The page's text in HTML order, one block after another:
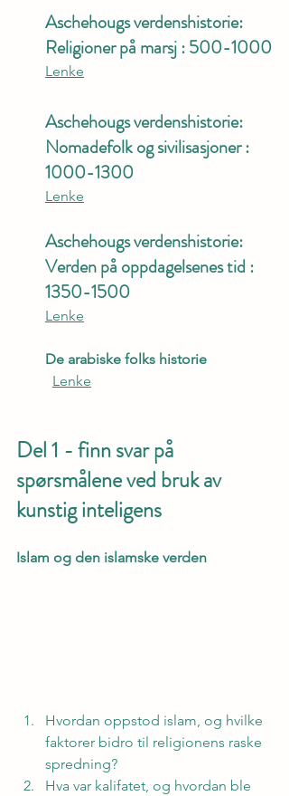
Aschehougs verdenshistorie:
Religioner på marsj : 500-1000
Lenke
Aschehougs verdenshistorie:
Nomadefolk og sivilisasjoner :
1000-1300
Lenke
Aschehougs verdenshistorie:
Verden på oppdagelsenes tid :
1350-1500
Lenke
De arabiske folks historie
Lenke
Del 1 - finn svar på
spørsmålene ved bruk av
kunstig inteligens
Islam og den islamske verden
Hvordan oppstod islam, og hvilke
faktorer bidro til religionens raske
spredning?
Hva var kalifatet, og hvordan ble